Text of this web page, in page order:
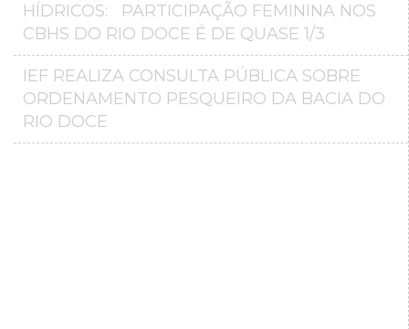
HÍDRICOS: PARTICIPAÇÃO FEMININA NOS
CBHS DO RIO DOCE É DE QUASE 1/3
IEF REALIZA CONSULTA PÚBLICA SOBRE
ORDENAMENTO PESQUEIRO DA BACIA DO
RIO DOCE